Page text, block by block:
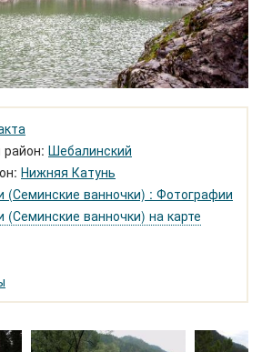
Шебалинский
Нижняя Катунь
(Семинские ванночки) : Фотографии
(Семинские ванночки) на карте